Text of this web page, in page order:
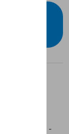
« Corvara » -